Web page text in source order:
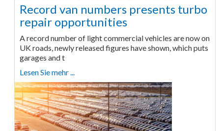
Record van numbers presents turbo
repair opportunities
A record number of light commercial vehicles are now on
UK roads, newly released figures have shown, which puts
garages and t
Lesen Sie mehr ...